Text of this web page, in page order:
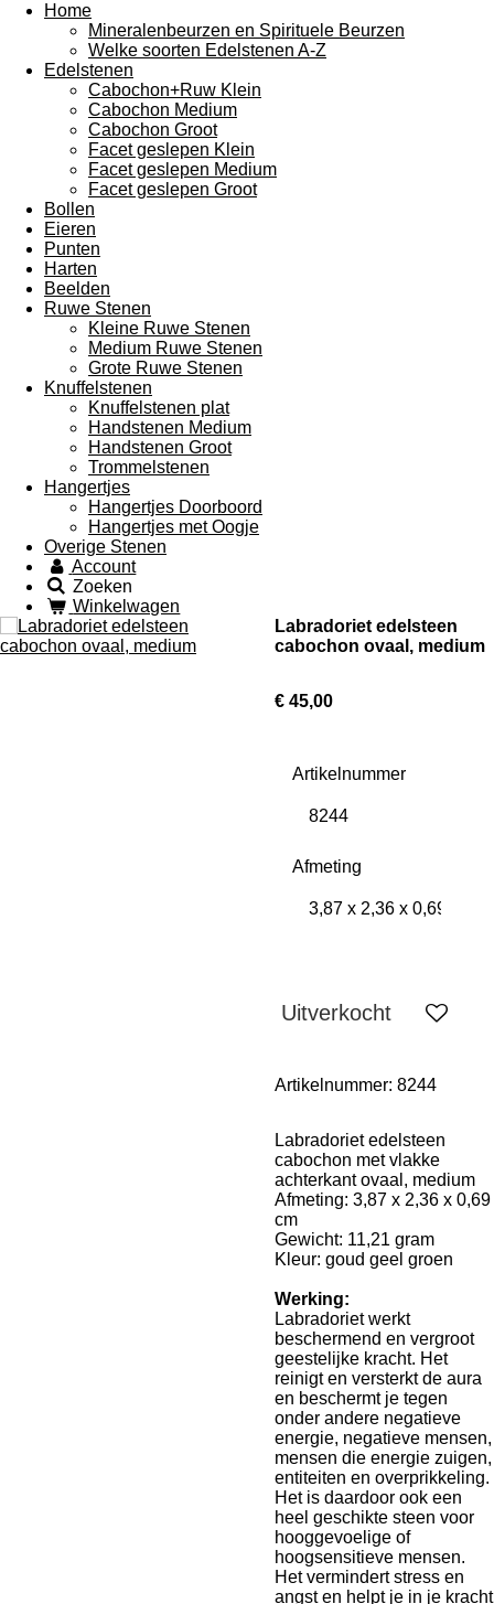
Home
Mineralenbeurzen en Spirituele Beurzen
Welke soorten Edelstenen A-Z
Edelstenen
Cabochon+Ruw Klein
Cabochon Medium
Cabochon Groot
Facet geslepen Klein
Facet geslepen Medium
Facet geslepen Groot
Bollen
Eieren
Punten
Harten
Beelden
Ruwe Stenen
Kleine Ruwe Stenen
Medium Ruwe Stenen
Grote Ruwe Stenen
Knuffelstenen
Knuffelstenen plat
Handstenen Medium
Handstenen Groot
Trommelstenen
Hangertjes
Hangertjes Doorboord
Hangertjes met Oogje
Overige Stenen
Account
Zoeken
Winkelwagen
Labradoriet edelsteen
cabochon ovaal, medium
€ 45,00
Artikelnummer
Afmeting
Uitverkocht
Artikelnummer: 8244
Labradoriet edelsteen
cabochon met vlakke
achterkant ovaal, medium
Afmeting: 3,87 x 2,36 x 0,69
cm
Gewicht: 11,21 gram
Kleur: goud geel groen
Werking:
Labradoriet werkt
beschermend en vergroot
geestelijke kracht. Het
reinigt en versterkt de aura
en beschermt je tegen
onder andere negatieve
energie, negatieve mensen,
mensen die energie zuigen,
entiteiten en overprikkeling.
Het is daardoor ook een
heel geschikte steen voor
hooggevoelige of
hoogsensitieve mensen.
Het vermindert stress en
angst en helpt je in je kracht